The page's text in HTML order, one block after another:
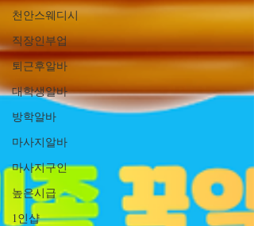
천안스웨디시
직장인부업
퇴근후알바
대학생알바
방학알바
마사지알바
마사지구인
높은시급
1인샵